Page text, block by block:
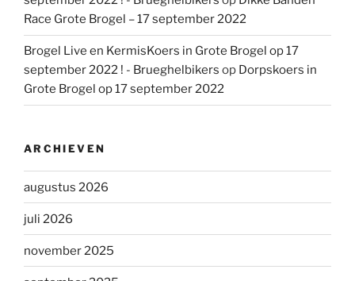
Race Grote Brogel – 17 september 2022
Brogel Live en KermisKoers in Grote Brogel op 17
september 2022 ! - Brueghelbikers op Dorpskoers in
Grote Brogel op 17 september 2022
ARCHIEVEN
augustus 2026
juli 2026
november 2025